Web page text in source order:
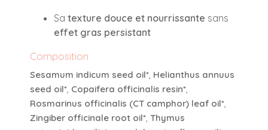
Sa texture douce et nourrissante sans
effet gras persistant
Composition
Sesamum indicum seed oil*, Helianthus annuus
seed oil*, Copaifera officinalis resin*,
Rosmarinus officinalis (CT camphor) leaf oil*,
Zingiber officinale root oil*, Thymus